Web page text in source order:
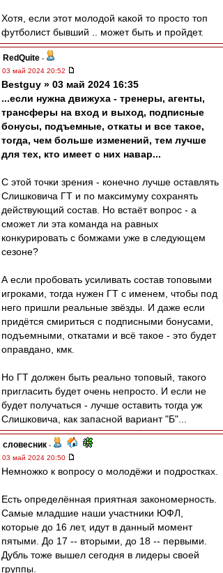
Хотя, если этот молодой какой то просто топ
футболист бывший .. может быть и пройдет.
RedQuite -
03 май 2024 20:52
Bestguy » 03 май 2024 16:35
...если нужна движуха - тренеры, агенты,
трансферы на вход и выход, подписные
бонусы, подъемные, откаты и все такое,
тогда, чем больше изменений, тем лучше
для тех, кто имеет с них навар...
С этой точки зрения - конечно лучше оставлять
Слишковича ГТ и по максимуму сохранять
действующий состав. Но встаёт вопрос - а
сможет ли эта команда на равных
конкурировать с бомжами уже в следующем
сезоне?
А если пробовать усиливать состав топовыми
игроками, тогда нужен ГТ с именем, чтобы под
него пришли реальные звёзды. И даже если
придётся смириться с подписными бонусами,
подъемными, откатами и всё такое - это будет
оправдано, кмк.
Но ГТ должен быть реально топовый, такого
пригласить будет очень непросто. И если не
будет получаться - лучше оставить тогда уж
Слишковича, как запасной вариант "Б"...
словесник -
03 май 2024 20:50
Немножко к вопросу о молодёжи и подростках.
Есть определённая приятная закономерность.
Самые младшие наши участники ЮФЛ,
которые до 16 лет, идут в данный момент
пятыми. До 17 -- вторыми, до 18 -- первыми.
Дубль тоже вышел сегодня в лидеры своей
группы.